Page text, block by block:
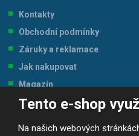
Tento e-shop
Na našich webových
Kontakty
Obchodní podmínky
Záruky a reklamace
Jak nakupovat
Magazín
Tabulka velikostí